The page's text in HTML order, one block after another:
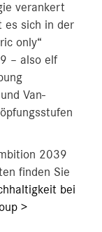
verankert
es sich in der
only“
– also elf
Van-
2039
finden Sie
bei
>